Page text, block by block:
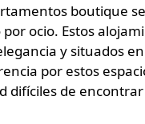
boutique
ocio. Estos
y situados
por estos
difíciles de